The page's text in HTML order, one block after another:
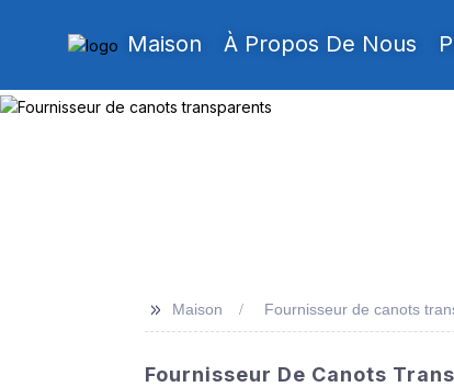
Maison À Propos De Nous
>> Maison Fournisseur de canots
Fournisseur De Canots